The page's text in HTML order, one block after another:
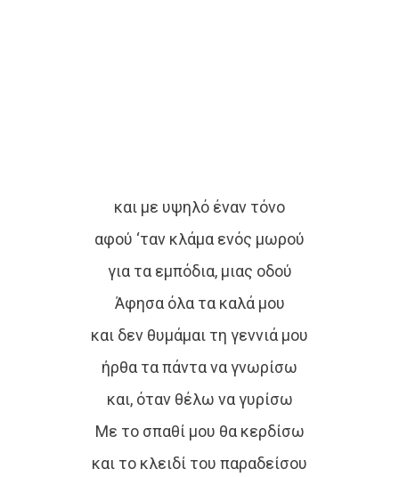
και με υψηλό έναν τόνο
αφού ‘ταν κλάμα ενός μωρού
για τα εμπόδια, μιας οδού
Άφησα όλα τα καλά μου
και δεν θυμάμαι τη γεννιά μου
ήρθα τα πάντα να γνωρίσω
και, όταν θέλω να γυρίσω
Με το σπαθί μου θα κερδίσω
και το κλειδί του παραδείσου